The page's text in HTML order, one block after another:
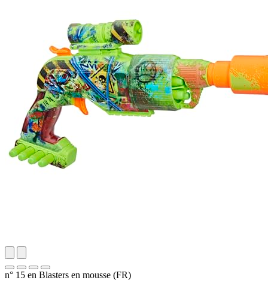
n° 15 en Blasters en mousse (FR)